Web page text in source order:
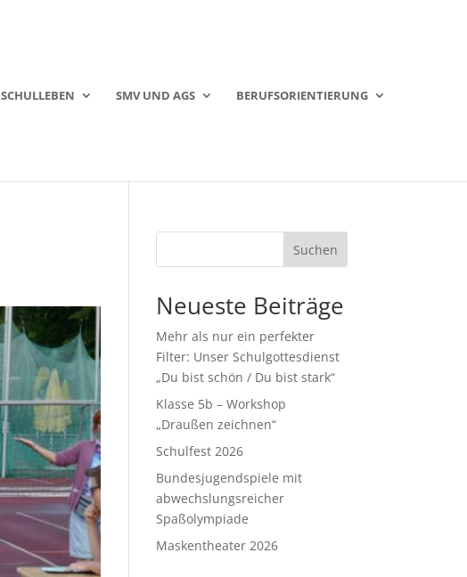
SCHULLEBEN SMV UND AGS BERUFSORIENTIERUNG
Suchen
Neueste Beiträge
Mehr als nur ein perfekter
Filter: Unser Schulgottesdienst
„Du bist schön / Du bist stark“
Klasse 5b – Workshop
„Draußen zeichnen“
Schulfest 2026
Bundesjugendspiele mit
abwechslungsreicher
Spaßolympiade
Maskentheater 2026